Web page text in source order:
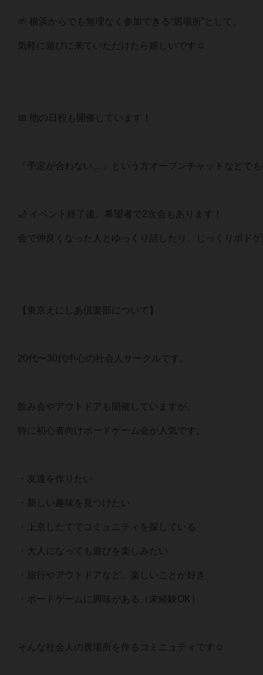
🌱 横浜からでも無理なく参加できる“居場所”として、
気軽に遊びに来ていただけたら嬉しいです☺️
📅 他の日程も開催しています！
「予定が合わない…」という方オープンチャットなどで
🌙 イベント終了後、希望者で2次会もあります！
会で仲良くなった人とゆっくり話したり、じっくりボド
【東京えにしあ倶楽部について】
20代〜30代中心の社会人サークルです。
飲み会やアウトドアも開催していますが、
特に初心者向けボードゲーム会が人気です。
・友達を作りたい
・新しい趣味を見つけたい
・上京したてでコミュニティを探している
・大人になっても遊びを楽しみたい
・旅行やアウトドアなど、楽しいことが好き
・ボードゲームに興味がある（未経験OK）
そんな社会人の居場所を作るコミニュティです☺️